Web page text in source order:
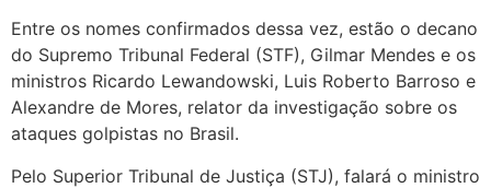
Entre os nomes confirmados dessa vez, estão o decano
do Supremo Tribunal Federal (STF), Gilmar Mendes e os
ministros Ricardo Lewandowski, Luis Roberto Barroso e
Alexandre de Mores, relator da investigação sobre os
ataques golpistas no Brasil.
Pelo Superior Tribunal de Justiça (STJ), falará o ministro